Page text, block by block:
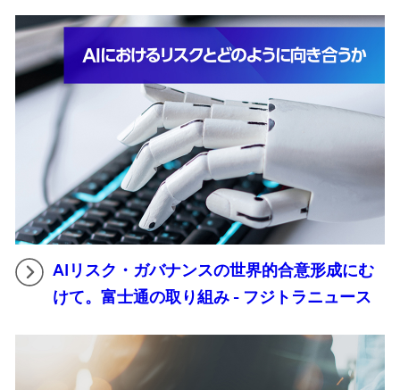
AIリスク・ガバナンスの世界的合意形成にむ
けて。富士通の取り組み - フジトラニュース